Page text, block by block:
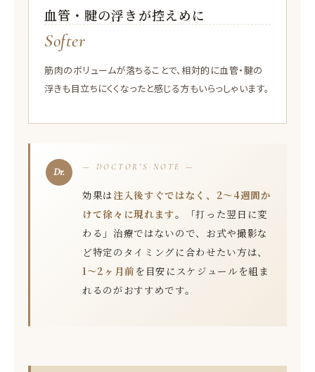
血管・腱の浮きが控えめに
Softer
筋肉のボリュームが落ちることで、相対的に血管・腱の
浮きも目立ちにくくなったと感じる方もいらっしゃいます。
— DOCTOR’S NOTE —
効果は注入後すぐではなく、2〜4週間か
けて徐々に現れます。「打った翌日に変
わる」治療ではないので、お式や撮影な
ど特定のタイミングに合わせたい方は、
1〜2ヶ月前 を目安にスケジュールを組ま
れるのがおすすめです。